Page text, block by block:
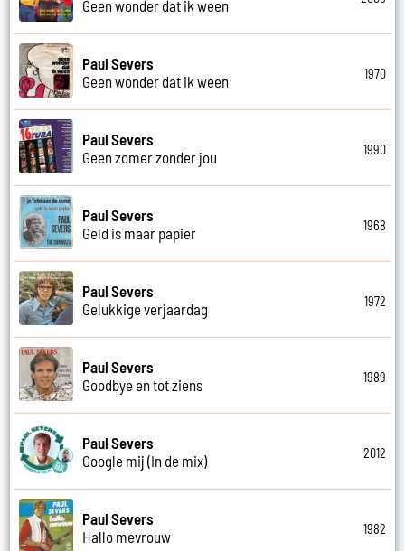
Geen wonder dat ik ween
Paul Severs
Geen wonder dat ik ween
1970
Paul Severs
Geen zomer zonder jou
1990
Paul Severs
Geld is maar papier
1968
Paul Severs
Gelukkige verjaardag
1972
Paul Severs
Goodbye en tot ziens
1989
Paul Severs
Google mij (In de mix)
2012
Paul Severs
Hallo mevrouw
1982